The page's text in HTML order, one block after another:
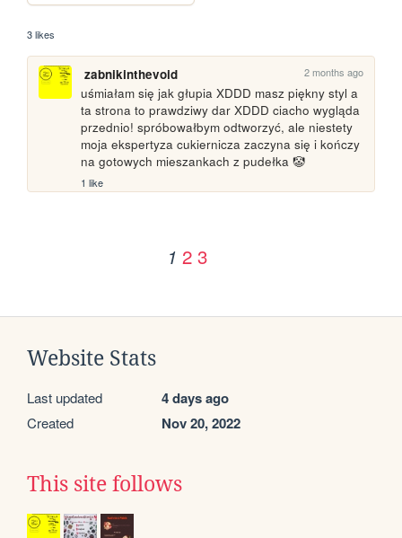
3 likes
zabnikinthevoid 2 months ago
uśmiałam się jak głupia XDDD masz piękny styl a
ta strona to prawdziwy dar XDDD ciacho wygląda
przednio! spróbowałbym odtworzyć, ale niestety
moja ekspertyza cukiernicza zaczyna się i kończy
na gotowych mieszankach z pudełka 🤡
1 like
1 2 3
Website Stats
Last updated 4 days ago
Created Nov 20, 2022
This site follows